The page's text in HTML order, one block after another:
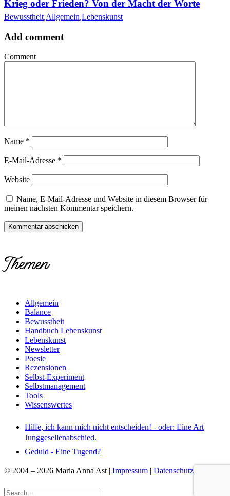
Krieg oder Frieden? Von der Macht der Worte
Bewusstheit,Allgemein,Lebenskunst
Add comment
Comment
Name *
E-Mail-Adresse *
Website
Name, E-Mail-Adresse und Website in diesem Browser für
meinen nächsten Kommentar speichern.
Themen
Allgemein
Balance
Bewusstheit
Handbuch Lebenskunst
Lebenskunst
Newsletter
Poesie
Rezensionen
Selbst-Experiment
Selbstmanagement
Tools
Wissenswertes
Hilfe, ich kann mich nicht entscheiden! - oder: Eine Art
Junggesellenabschied.
Geduld - Eine Tugend?
© 2004 – 2026 Maria Anna Ast | Impressum | Datenschutz